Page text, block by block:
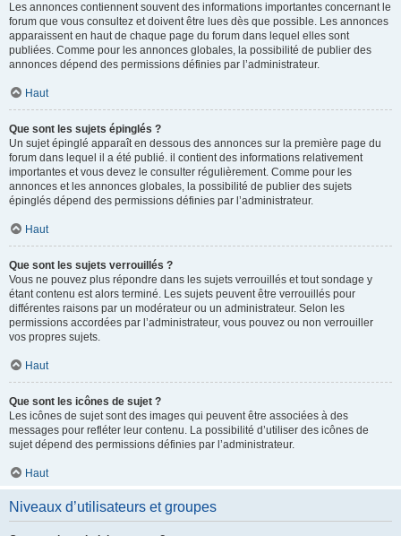
Les annonces contiennent souvent des informations importantes concernant le
forum que vous consultez et doivent être lues dès que possible. Les annonces
apparaissent en haut de chaque page du forum dans lequel elles sont
publiées. Comme pour les annonces globales, la possibilité de publier des
annonces dépend des permissions définies par l’administrateur.
Haut
Que sont les sujets épinglés ?
Un sujet épinglé apparaît en dessous des annonces sur la première page du
forum dans lequel il a été publié. il contient des informations relativement
importantes et vous devez le consulter régulièrement. Comme pour les
annonces et les annonces globales, la possibilité de publier des sujets
épinglés dépend des permissions définies par l’administrateur.
Haut
Que sont les sujets verrouillés ?
Vous ne pouvez plus répondre dans les sujets verrouillés et tout sondage y
étant contenu est alors terminé. Les sujets peuvent être verrouillés pour
différentes raisons par un modérateur ou un administrateur. Selon les
permissions accordées par l’administrateur, vous pouvez ou non verrouiller
vos propres sujets.
Haut
Que sont les icônes de sujet ?
Les icônes de sujet sont des images qui peuvent être associées à des
messages pour refléter leur contenu. La possibilité d’utiliser des icônes de
sujet dépend des permissions définies par l’administrateur.
Haut
Niveaux d’utilisateurs et groupes